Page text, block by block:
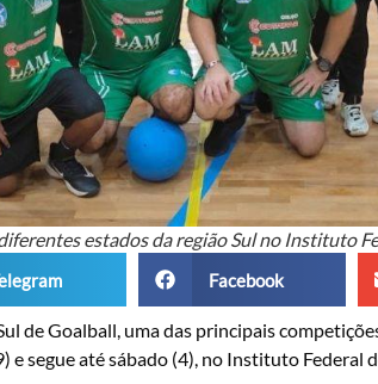
estados da região Sul no Instituto
Facebook
de Goalball, uma das principais
segue até sábado (4), no Instituto Federal